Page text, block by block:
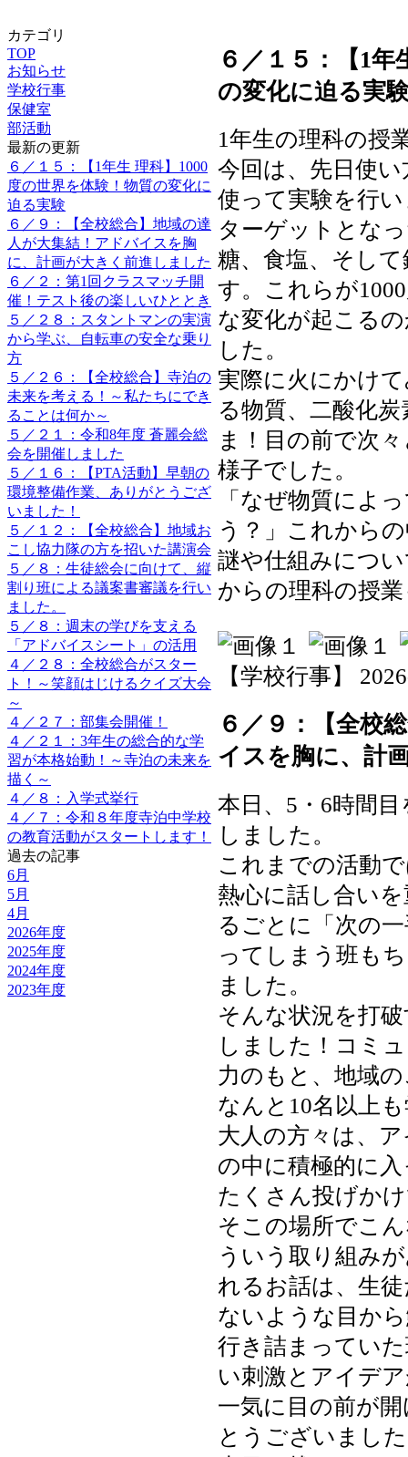
カテゴリ
TOP
お知らせ
学校行事
保健室
部活動
最新の更新
６／１５：【1年生 理科】1000
度の世界を体験！物質の変化に
迫る実験
６／９：【全校総合】地域の達
人が大集結！アドバイスを胸
に、計画が大きく前進しました
６／２：第1回クラスマッチ開
催！テスト後の楽しいひととき
５／２８：スタントマンの実演
から学ぶ、自転車の安全な乗り
方
５／２６：【全校総合】寺泊の
未来を考える！～私たちにでき
ることは何か～
５／２１：令和8年度 蒼麗会総
会を開催しました
５／１６：【PTA活動】早朝の
環境整備作業、ありがとうござ
いました！
５／１２：【全校総合】地域お
こし協力隊の方を招いた講演会
５／８：生徒総会に向けて、縦
割り班による議案書審議を行い
ました。
５／８：週末の学びを支える
「アドバイスシート」の活用
４／２８：全校総合がスター
ト！～笑顔はじけるクイズ大会
～
４／２７：部集会開催！
４／２１：3年生の総合的な学
習が本格始動！～寺泊の未来を
描く～
４／８：入学式挙行
４／７：令和８年度寺泊中学校
の教育活動がスタートします！
過去の記事
6月
5月
4月
2026年度
2025年度
2024年度
2023年度
６／１５：【1年
の変化に迫る実
1年生の理科の授
今回は、先日使
使って実験を行
ターゲットとな
糖、食塩、そし
す。これらが
な変化が起こる
した。
実際に火にかけ
る物質、二酸化
ま！目の前で次
様子でした。
「なぜ物質によ
う？」これから
謎や仕組みにつ
からの理科の授
【学校行事】
６／９：【全校
イスを胸に、計
本日、5・6時間
しました。
これまでの活動
熱心に話し合い
るごとに「次の
ってしまう班も
ました。
そんな状況を打
しました！コミ
力のもと、地域
なんと10名以上
大人の方々は、
の中に積極的に
たくさん投げか
そこの場所でこ
ういう取り組み
れるお話は、生
ないような目か
行き詰まってい
い刺激とアイデ
一気に目の前が
とうございました